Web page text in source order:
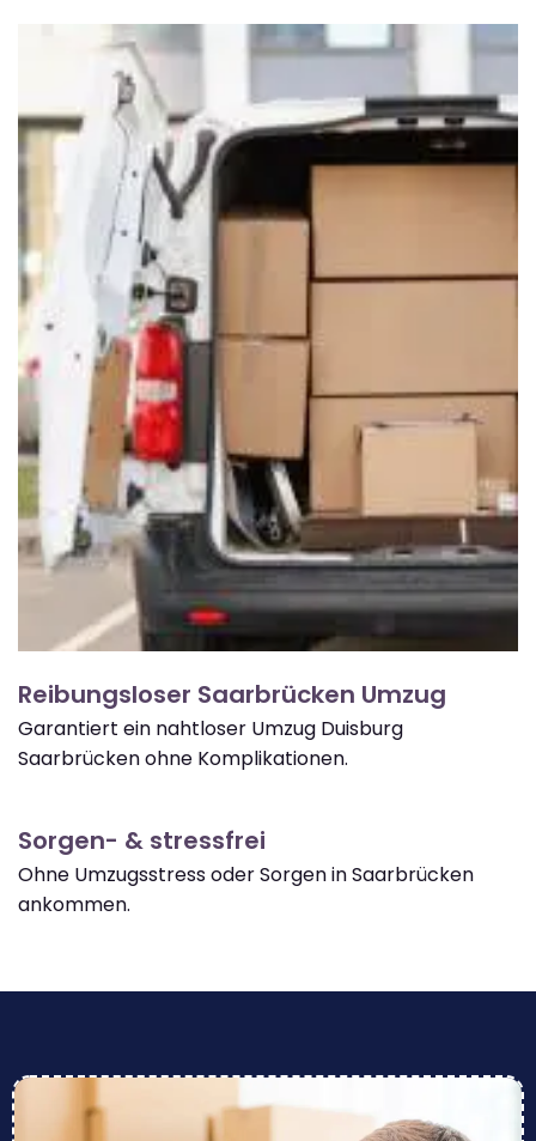
Reibungsloser Saarbrücken Umzug
Garantiert ein nahtloser Umzug Duisburg
Saarbrücken ohne Komplikationen.
Sorgen- & stressfrei
Ohne Umzugsstress oder Sorgen in Saarbrücken
ankommen.